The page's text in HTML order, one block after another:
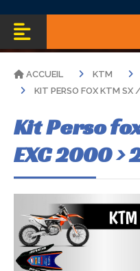
ACCUEIL KTM
KIT PERSO FOX KTM
Kit Perso fox
EXC 2000 >